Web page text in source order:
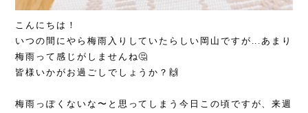
こんにちは！
いつの間にやら梅雨入りしていたらしい岡山ですが...あまり
梅雨って感じがしませんね🤔
皆様いかがお過ごしでしょうか？🙌
梅雨っぽくないな〜と思ってしまう今日この頃ですが、来週